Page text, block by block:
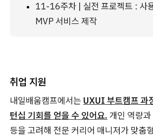
11-16주차 | 실전 프로젝트 : 사
MVP 서비스 제작
취업 지원
내일배움캠프에서는 UXUI 부트캠프 과
턴십 기회를 얻을 수 있어요. 개인 역량
등을 고려해 전문 커리어 매니저가 맞춤